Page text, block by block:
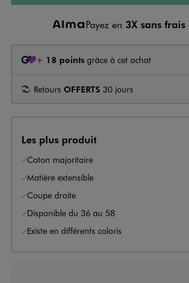
Payez en 3X sans frais
+ 18 points grâce à cet achat
Retours OFFERTS 30 jours
Les plus produit
Coton majoritaire
Matière extensible
Coupe droite
Disponible du 36 au 58
Existe en différents coloris